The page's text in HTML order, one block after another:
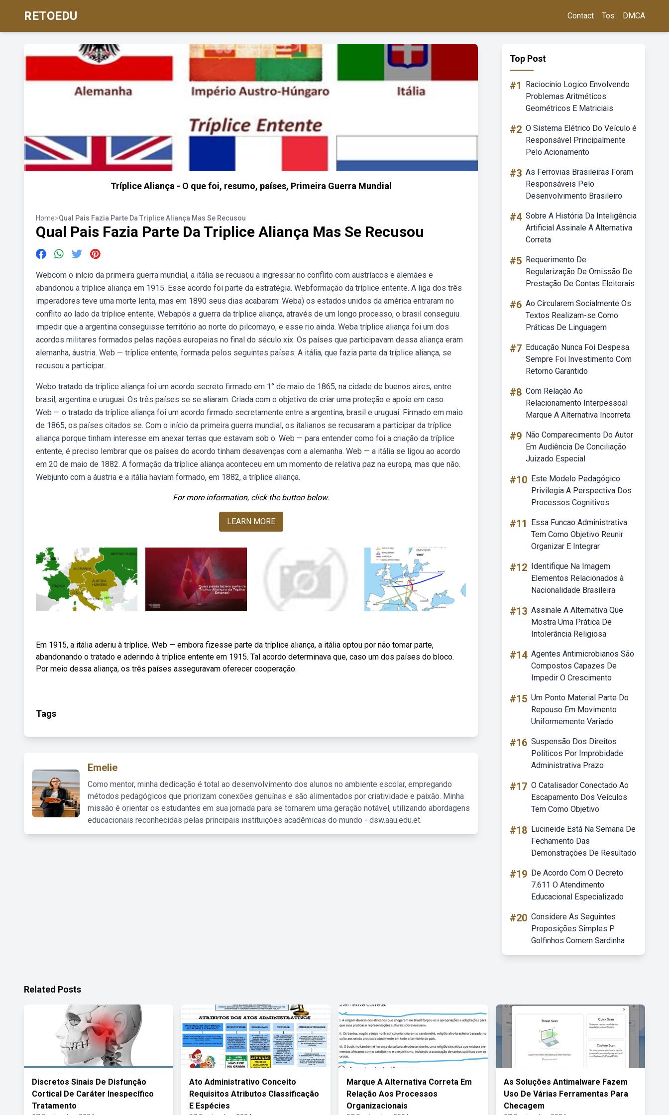
RETOEDU Contact Tos DMCA
Tríplice Aliança - O que foi, resumo, países, Primeira Guerra Mundial
Home>Qual Pais Fazia Parte Da Triplice Aliança Mas Se Recusou
Qual Pais Fazia Parte Da Triplice Aliança Mas Se Recusou
Webcom o início da primeira guerra mundial, a itália se recusou a ingressar no conflito com austríacos e alemães e
abandonou a tríplice aliança em 1915. Esse acordo foi parte da estratégia. Webformação da tríplice entente. A liga dos três
imperadores teve uma morte lenta, mas em 1890 seus dias acabaram: Weba) os estados unidos da américa entraram no
conflito ao lado da tríplice entente. Webapós a guerra da tríplice aliança, através de um longo processo, o brasil conseguiu
impedir que a argentina conseguisse território ao norte do pilcomayo, e esse rio ainda. Weba tríplice aliança foi um dos
acordos militares formados pelas nações europeias no final do século xix. Os países que participavam dessa aliança eram
alemanha, áustria. Web — tríplice entente, formada pelos seguintes países: A itália, que fazia parte da tríplice aliança, se
recusou a participar.
Webo tratado da tríplice aliança foi um acordo secreto firmado em 1° de maio de 1865, na cidade de buenos aires, entre
brasil, argentina e uruguai. Os três países se se aliaram. Criada com o objetivo de criar uma proteção e apoio em caso.
Web — o tratado da tríplice aliança foi um acordo firmado secretamente entre a argentina, brasil e uruguai. Firmado em maio
de 1865, os países citados se. Com o início da primeira guerra mundial, os italianos se recusaram a participar da tríplice
aliança porque tinham interesse em anexar terras que estavam sob o. Web — para entender como foi a criação da tríplice
entente, é preciso lembrar que os países do acordo tinham desavenças com a alemanha. Web — a itália se ligou ao acordo
em 20 de maio de 1882. A formação da tríplice aliança aconteceu em um momento de relativa paz na europa, mas que não.
Webjunto com a áustria e a itália haviam formado, em 1882, a tríplice aliança.
For more information, click the button below.
LEARN MORE
Em 1915, a itália aderiu à tríplice. Web — embora fizesse parte da tríplice aliança, a itália optou por não tomar parte,
abandonando o tratado e aderindo à tríplice entente em 1915. Tal acordo determinava que, caso um dos países do bloco.
Por meio dessa aliança, os três países asseguravam oferecer cooperação.
Tags
Emelie
Como mentor, minha dedicação é total ao desenvolvimento dos alunos no ambiente escolar, empregando
métodos pedagógicos que priorizam conexões genuínas e são alimentados por criatividade e paixão. Minha
missão é orientar os estudantes em sua jornada para se tornarem uma geração notável, utilizando abordagens
educacionais reconhecidas pelas principais instituições acadêmicas do mundo - dsw.aau.edu.et.
Top Post
#1
Raciocinio Logico Envolvendo
Problemas Aritméticos
Geométricos E Matriciais
#2 O Sistema Elétrico Do Veículo é
Responsável Principalmente
Pelo Acionamento
#3 As Ferrovias Brasileiras Foram
Responsáveis Pelo
Desenvolvimento Brasileiro
#4 Sobre A História Da Inteligência
Artificial Assinale A Alternativa
Correta
#5 Requerimento De
Regularização De Omissão De
Prestação De Contas Eleitorais
#6 Ao Circularem Socialmente Os
Textos Realizam-se Como
Práticas De Linguagem
#7 Educação Nunca Foi Despesa.
Sempre Foi Investimento Com
Retorno Garantido
#8 Com Relação Ao
Relacionamento Interpessoal
Marque A Alternativa Incorreta
#9 Não Comparecimento Do Autor
Em Audiência De Conciliação
Juizado Especial
#10 Este Modelo Pedagógico
Privilegia A Perspectiva Dos
Processos Cognitivos
#11
Essa Funcao Administrativa
Tem Como Objetivo Reunir
Organizar E Integrar
#12 Identifique Na Imagem
Elementos Relacionados à
Nacionalidade Brasileira
#13 Assinale A Alternativa Que
Mostra Uma Prática De
Intolerância Religiosa
#14 Agentes Antimicrobianos São
Compostos Capazes De
Impedir O Crescimento
#15 Um Ponto Material Parte Do
Repouso Em Movimento
Uniformemente Variado
#16 Suspensão Dos Direitos
Políticos Por Improbidade
Administrativa Prazo
#17 O Catalisador Conectado Ao
Escapamento Dos Veículos
Tem Como Objetivo
#18 Lucineide Está Na Semana De
Fechamento Das
Demonstrações De Resultado
#19 De Acordo Com O Decreto
7.611 O Atendimento
Educacional Especializado
#20 Considere As Seguintes
Proposições Simples P
Golfinhos Comem Sardinha
Related Posts
Discretos Sinais De Disfunção
Cortical De Caráter Inespecífico
Tratamento
Ato Administrativo Conceito
Requisitos Atributos Classificação
E Espécies
Marque A Alternativa Correta Em
Relação Aos Processos
Organizacionais
As Soluções Antimalware Fazem
Uso De Várias Ferramentas Para
Checagem